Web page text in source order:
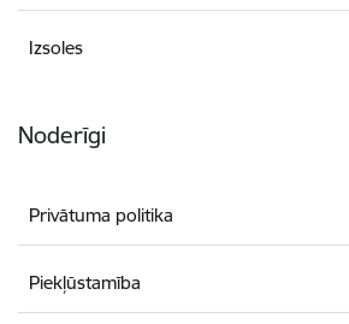
Izsoles
Noderīgi
Privātuma politika
Piekļūstamība